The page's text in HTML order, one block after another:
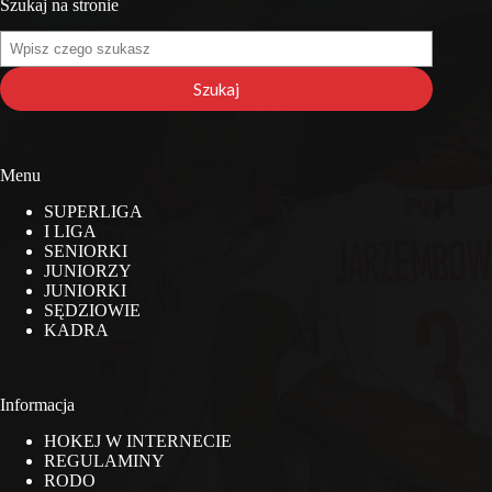
Szukaj na stronie
Szukaj
na
stronie
Szukaj
Menu
SUPERLIGA
I LIGA
SENIORKI
JUNIORZY
JUNIORKI
SĘDZIOWIE
KADRA
Informacja
HOKEJ W INTERNECIE
REGULAMINY
RODO